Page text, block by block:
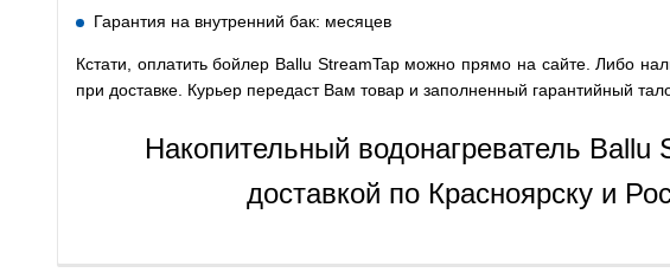
Гарантия на внутренний бак: месяцев
Кстати, оплатить бойлер Ballu StreamTap можно прямо на сайте. Либо
при доставке. Курьер передаст Вам товар и заполненный гарантийный
Накопительный водонагреватель Ballu
доставкой по Красноярску и